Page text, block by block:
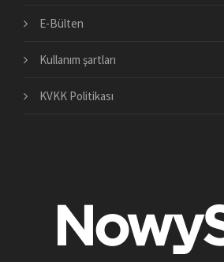
E-Bülten
Kullanım şartları
KVKK Politikası